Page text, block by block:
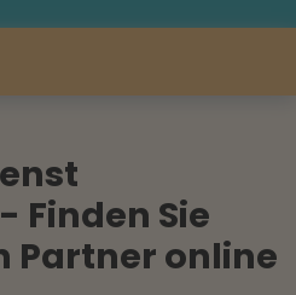
Finden Sie
Partner online